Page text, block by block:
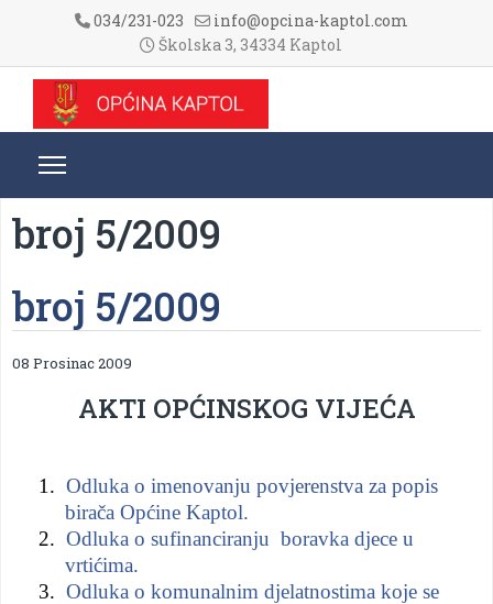
034/231-023
info@opcina-kaptol.com
Školska 3, 34334 Kaptol
broj 5/2009
broj 5/2009
08 Prosinac 2009
AKTI OPĆINSKOG VIJEĆA
1. Odluka o imenovanju povjerenstva za popis
birača Općine Kaptol.
2. Odluka o sufinanciranju boravka djece u
vrtićima.
3. Odluka o komunalnim djelatnostima koje se